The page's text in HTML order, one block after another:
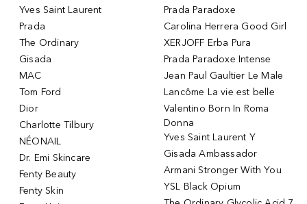
Yves Saint Laurent
Prada
The Ordinary
Gisada
MAC
Tom Ford
Dior
Charlotte Tilbury
NÉONAIL
Dr. Emi Skincare
Fenty Beauty
Fenty Skin
Prada Paradoxe
Carolina Herrera Good Girl
XERJOFF Erba Pura
Prada Paradoxe Intense
Jean Paul Gaultier Le Male
Lancôme La vie est belle
Valentino Born In Roma
Donna
Yves Saint Laurent Y
Gisada Ambassador
Armani Stronger With You
YSL Black Opium